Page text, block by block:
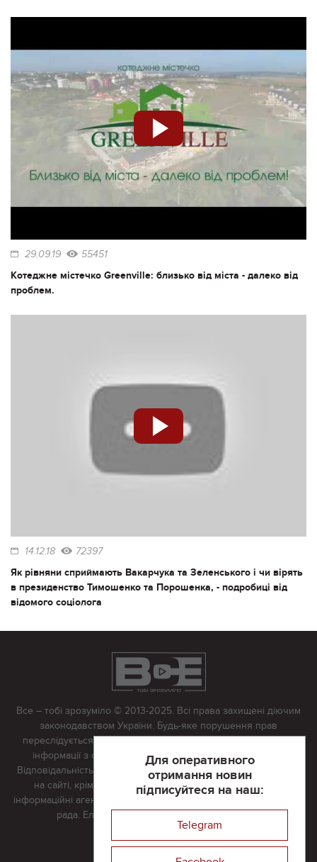
29.09.19 55451
Котеджне містечко Greenville: близько від міста - далеко від
проблем.
14.12.18 72397
Як рівняни сприймають Вакарчука та Зеленського і чи вірять
в президенство Тимошенко та Порошенка, - подробиці від
відомого соціолога
Для оперативного
отримання новин
підписуйтеся на наш:
Telegram
Все – тобі зрозуміло © 2013-2025. Всі права захищені діючим
законодавством України. Будь-яке порушення прав
переслідується в судовому порядку. Будь-яке відтворення
інформації з сайту тільки з письмово дозволу редакції.
Відповідальність за достовірність усіх матеріалів, розміщених
на сайті, крім матеріалів, які містять посилання на інші
інформаційні агентства або інтернет-видання, несе редакційна
рада. Електронна пошта:
Реклама на сайті